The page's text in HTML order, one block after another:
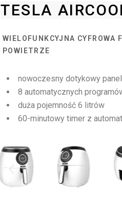
TESLA
WIELOFUNKCYJNA CYFROWA
POWIETRZE
nowoczesny dotykowy
8 automatycznych
duża pojemność 6 litrów
60-minutowy timer z